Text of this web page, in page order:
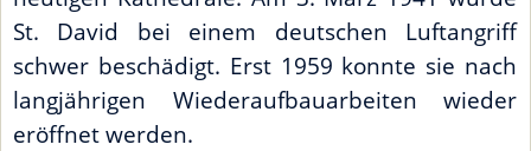
St. David bei einem deutschen Luftangriff
schwer beschädigt. Erst 1959 konnte sie nach
langjährigen Wiederaufbauarbeiten wieder
eröffnet werden.